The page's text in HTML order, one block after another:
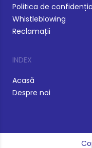
Politica de
Whistleblowing
Reclamații
INDEX
Acasă
Despre noi